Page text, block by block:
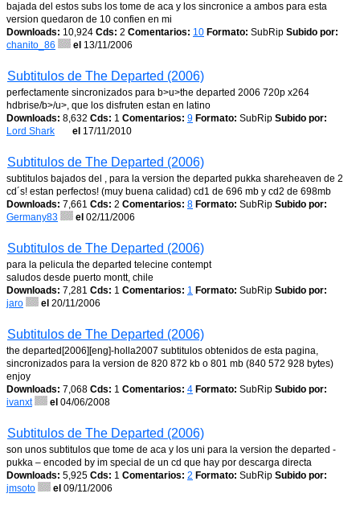
bajada del estos subs los tome de aca y los sincronice a ambos para esta
version quedaron de 10 confien en mi
Downloads: 10,924 Cds: 2 Comentarios: 10 Formato: SubRip Subido por:
chanito_86
el 13/11/2006
Subtitulos de The Departed (2006)
perfectamente sincronizados para b>u>the departed 2006 720p x264
hdbrise/b>/u>, que los disfruten estan en latino
Downloads: 8,632 Cds: 1 Comentarios: 9 Formato: SubRip Subido por:
Lord Shark
el 17/11/2010
Subtitulos de The Departed (2006)
subtitulos bajados del , para la version the departed pukka shareheaven de 2
cd´s! estan perfectos! (muy buena calidad) cd1 de 696 mb y cd2 de 698mb
Downloads: 7,661 Cds: 2 Comentarios: 8 Formato: SubRip Subido por:
Germany83
el 02/11/2006
Subtitulos de The Departed (2006)
para la pelicula the departed telecine contempt
saludos desde puerto montt, chile
Downloads: 7,281 Cds: 1 Comentarios: 1 Formato: SubRip Subido por:
jaro
el 20/11/2006
Subtitulos de The Departed (2006)
the departed[2006][eng]-holla2007 subtitulos obtenidos de esta pagina,
sincronizados para la version de 820 872 kb o 801 mb (840 572 928 bytes)
enjoy
Downloads: 7,068 Cds: 1 Comentarios: 4 Formato: SubRip Subido por:
ivanxt
el 04/06/2008
Subtitulos de The Departed (2006)
son unos subtitulos que tome de aca y los uni para la version the departed -
pukka – encoded by im special de un cd que hay por descarga directa
Downloads: 5,925 Cds: 1 Comentarios: 2 Formato: SubRip Subido por:
jmsoto
el 09/11/2006